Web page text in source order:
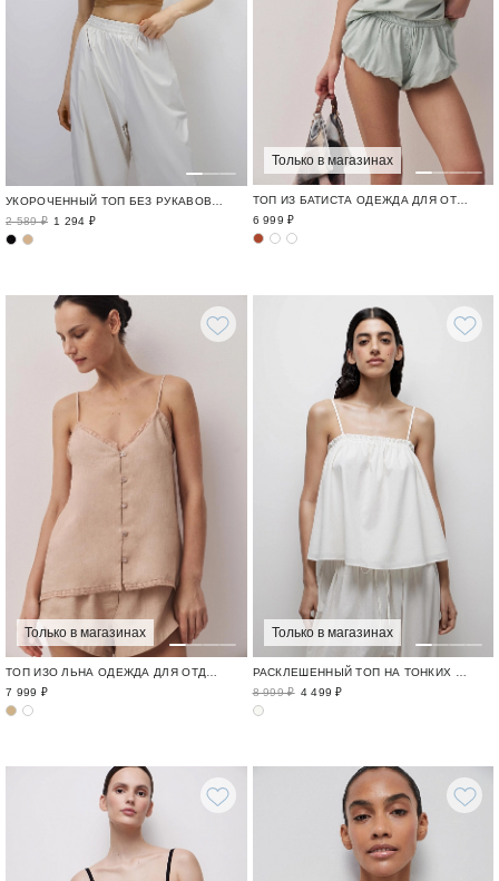
2 589 ₽ 1 294 ₽
Только в магазинах
ТОП ИЗ БАТИСТА ОДЕЖДА ДЛЯ ОТДЫХА / CRUISE
6 999 ₽
Только в магазинах
ТОП ИЗО ЛЬНА ОДЕЖДА ДЛЯ ОТДЫХА / CRUISE
7 999 ₽
Только в магазинах
РАСКЛЕШЕННЫЙ ТОП НА ТОНКИХ БРЕТЕЛЯХ ИЗ ХЛОПКА
8 999 ₽ 4 499 ₽